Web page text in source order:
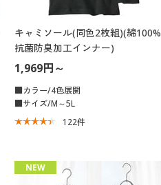
キャミソール(同色2枚組)(綿100%
抗菌防臭加工インナー)
1,969円～
■カラー/4色展開
■サイズ/M～5L
122件
NEW